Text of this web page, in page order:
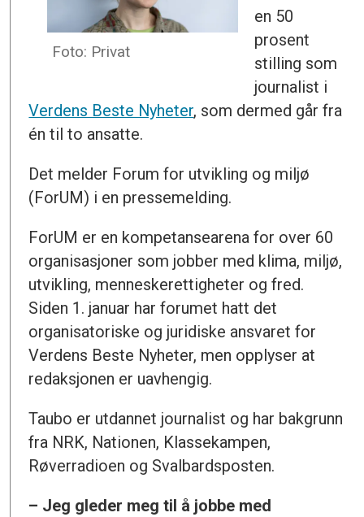
Foto: Privat
en 50
prosent
stilling som
journalist i
Verdens Beste Nyheter, som dermed går fra
én til to ansatte.
Det melder Forum for utvikling og miljø
(ForUM) i en pressemelding.
ForUM er en kompetansearena for over 60
organisasjoner som jobber med klima, miljø,
utvikling, menneskerettigheter og fred.
Siden 1. januar har forumet hatt det
organisatoriske og juridiske ansvaret for
Verdens Beste Nyheter, men opplyser at
redaksjonen er uavhengig.
Taubo er utdannet journalist og har bakgrunn
fra NRK, Nationen, Klassekampen,
Røverradioen og Svalbardsposten.
– Jeg gleder meg til å jobbe med